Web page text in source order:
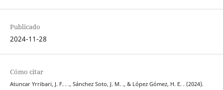
Publicado
2024-11-28
Cómo citar
Atuncar Yrribari, J. F. . ., Sánchez Soto, J. M. ., & López Gómez, H. E. . (2024).